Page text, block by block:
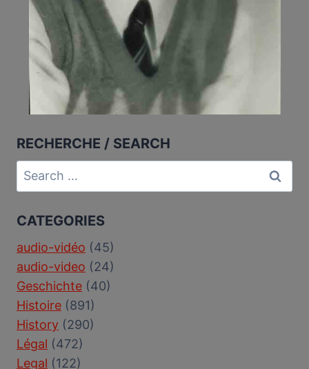
RECHERCHE / SEARCH
Search
for:
CATEGORIES
audio-vidéo (45)
audio-video (24)
Geschichte (40)
Histoire (891)
History (290)
Légal (472)
Legal (122)